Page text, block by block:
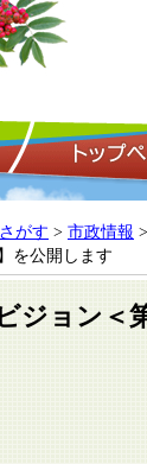
がす > 市政情報 >
を公開します
ジョン＜